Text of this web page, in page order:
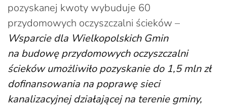
pozyskanej kwoty wybuduje 60
przydomowych oczyszczalni ścieków –
Wsparcie dla Wielkopolskich Gmin
na budowę przydomowych oczyszczalni
ścieków umożliwiło pozyskanie do 1,5 mln zł
dofinansowania na poprawę sieci
kanalizacyjnej działającej na terenie gminy,